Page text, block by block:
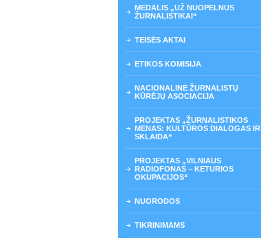
MEDALIS „UŽ NUOPELNUS
ŽURNALISTIKAI“
TEISĖS AKTAI
ETIKOS KOMISIJA
NACIONALINĖ ŽURNALISTŲ
KŪRĖJŲ ASOCIACIJA
PROJEKTAS „ŽURNALISTIKOS
MENAS: KULTŪROS DIALOGAS IR
SKLAIDA“
PROJEKTAS „VILNIAUS
RADIOFONAS – KETURIOS
OKUPACIJOS“
NUORODOS
TIKRINIMAMS